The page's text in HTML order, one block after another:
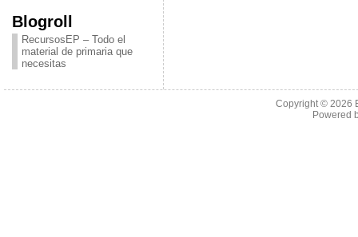
Blogroll
RecursosEP – Todo el
material de primaria que
necesitas
Copyright © 2026
Powered